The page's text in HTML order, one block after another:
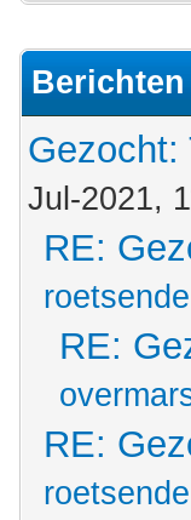
Gezocht:
Jul-2021,
RE:
roetsende
RE:
RE:
roetsende